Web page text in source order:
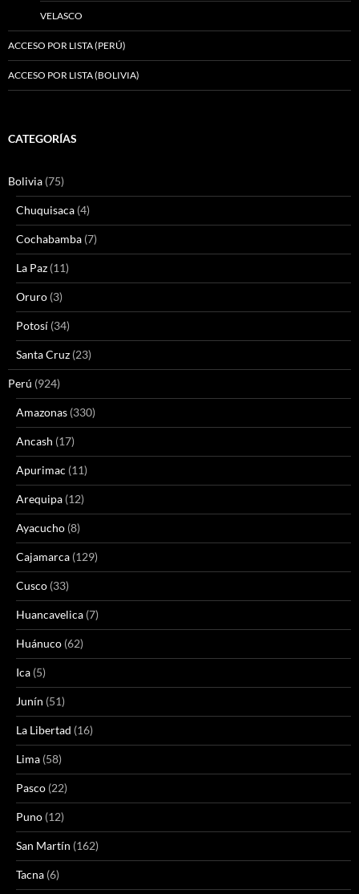
VELASCO
ACCESO POR LISTA (PERÚ)
ACCESO POR LISTA (BOLIVIA)
CATEGORÍAS
Bolivia (75)
Chuquisaca (4)
Cochabamba (7)
La Paz (11)
Oruro (3)
Potosí (34)
Santa Cruz (23)
Perú (924)
Amazonas (330)
Ancash (17)
Apurimac (11)
Arequipa (12)
Ayacucho (8)
Cajamarca (129)
Cusco (33)
Huancavelica (7)
Huánuco (62)
Ica (5)
Junín (51)
La Libertad (16)
Lima (58)
Pasco (22)
Puno (12)
San Martín (162)
Tacna (6)